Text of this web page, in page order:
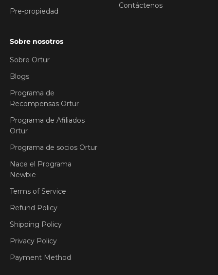
Pre-propiedad
Contáctenos
Sobre nosotros
Sobre Ortur
Blogs
Programa de
Recompensas Ortur
Programa de Afiliados
Ortur
Programa de socios Ortur
Nace el Programa
Newbie
Terms of Service
Refund Policy
Shipping Policy
Privacy Policy
Payment Method